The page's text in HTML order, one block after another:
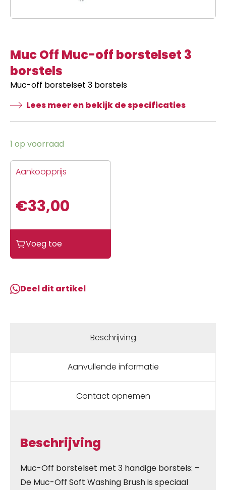
Muc Off Muc-off borstelset 3
borstels
Muc-off borstelset 3 borstels
Lees meer en bekijk de specificaties
1 op voorraad
Aankoopprijs
€33,00
Off
Muc-
borstelset
3
Voeg toe
Deel dit artikel
Beschrijving
Aanvullende informatie
Contact opnemen
Beschrijving
Muc-Off borstelset met 3 handige borstels: –
De Muc-Off Soft Washing Brush is speciaal